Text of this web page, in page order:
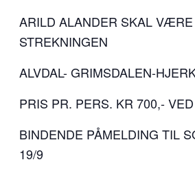
ARILD ALANDER SKAL
STREKNINGEN
ALVDAL- GRIMSDALEN-
PRIS PR. PERS. KR 700,-
BINDENDE PÅMELDING TIL
19/9